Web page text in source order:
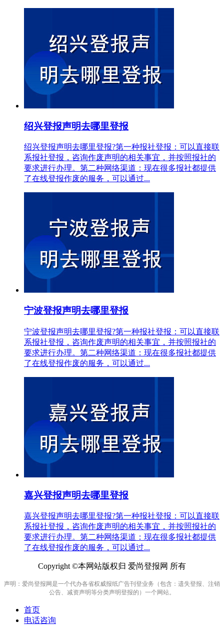
绍兴登报声明去哪里登报
绍兴登报声明去哪里登报?第一种报社登报：可以直接联
系报社登报，咨询作废声明的相关事宜，并按照报社的
要求进行办理。第二种网络渠道：现在很多报社都提供
了在线登报作废的服务，可以通过...
宁波登报声明去哪里登报
宁波登报声明去哪里登报?第一种报社登报：可以直接联
系报社登报，咨询作废声明的相关事宜，并按照报社的
要求进行办理。第二种网络渠道：现在很多报社都提供
了在线登报作废的服务，可以通过...
嘉兴登报声明去哪里登报
嘉兴登报声明去哪里登报?第一种报社登报：可以直接联
系报社登报，咨询作废声明的相关事宜，并按照报社的
要求进行办理。第二种网络渠道：现在很多报社都提供
了在线登报作废的服务，可以通过...
Copyright ©本网站版权归 爱尚登报网 所有
声明：爱尚登报网是一个代办各省权威报纸广告刊登业务（包含：遗失登报、注销
公告、减资声明等分类声明登报的）一个网站。
首页
电话咨询